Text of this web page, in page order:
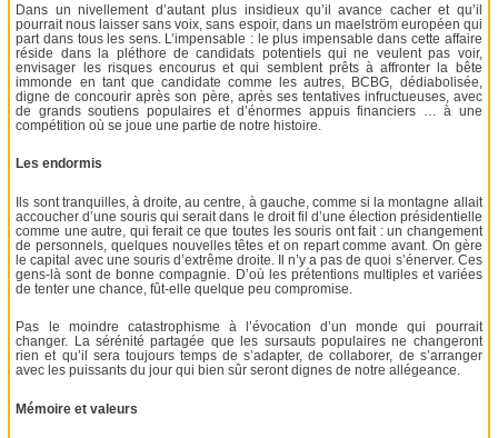
Dans un nivellement d’autant plus insidieux qu’il avance cacher et qu’il
pourrait nous laisser sans voix, sans espoir, dans un maelström européen qui
part dans tous les sens. L’impensable : le plus impensable dans cette affaire
réside dans la pléthore de candidats potentiels qui ne veulent pas voir,
envisager les risques encourus et qui semblent prêts à affronter la bête
immonde en tant que candidate comme les autres, BCBG, dédiabolisée,
digne de concourir après son père, après ses tentatives infructueuses, avec
de grands soutiens populaires et d’énormes appuis financiers … à une
compétition où se joue une partie de notre histoire.
Les endormis
Ils sont tranquilles, à droite, au centre, à gauche, comme si la montagne allait
accoucher d’une souris qui serait dans le droit fil d’une élection présidentielle
comme une autre, qui ferait ce que toutes les souris ont fait : un changement
de personnels, quelques nouvelles têtes et on repart comme avant. On gère
le capital avec une souris d’extrême droite. Il n’y a pas de quoi s’énerver. Ces
gens-là sont de bonne compagnie. D’où les prétentions multiples et variées
de tenter une chance, fût-elle quelque peu compromise.
Pas le moindre catastrophisme à l’évocation d’un monde qui pourrait
changer. La sérénité partagée que les sursauts populaires ne changeront
rien et qu’il sera toujours temps de s’adapter, de collaborer, de s’arranger
avec les puissants du jour qui bien sûr seront dignes de notre allégeance.
Mémoire et valeurs